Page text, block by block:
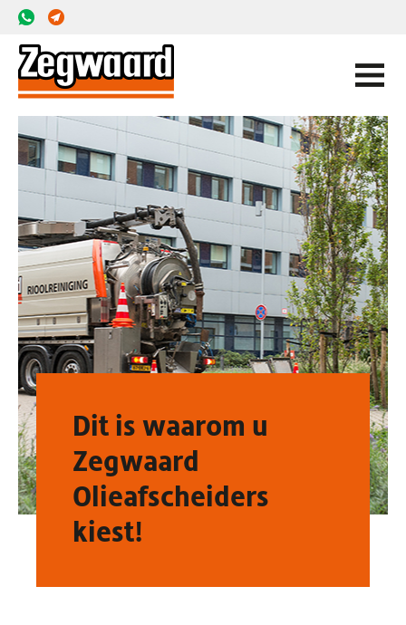
Dit is waarom u
Zegwaard
Olieafscheiders
kiest!